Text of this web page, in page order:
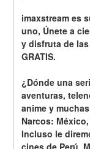
imaxstream es
uno, Únete a
y disfruta de
GRATIS.
¿Dónde una
aventuras,
anime y
Narcos:
Incluso le